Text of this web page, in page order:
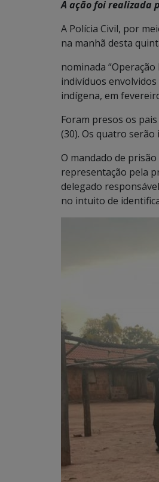
A ação foi realizada
A Polícia Civil, por
na manhã desta
nominada
indivíduos
indígena, em
Foram presos os pais
(30). Os quatro
O mandado de
representação pela
delegado
no intuito de